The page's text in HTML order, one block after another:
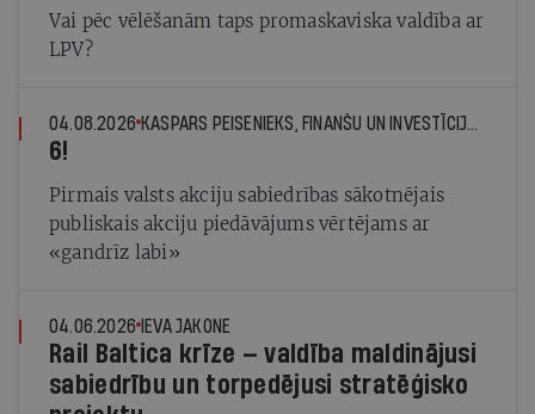
Vai pēc vēlēšanām taps promaskaviska valdība ar
LPV?
04.08.2026 KASPARS PEISENIEKS, FINANŠU UN INVESTĪCIJU EKSPERTS
6!
Pirmais valsts akciju sabiedrības sākotnējais
publiskais akciju piedāvājums vērtējams ar
«gandrīz labi»
04.06.2026 IEVA JAKONE
Rail Baltica krīze — valdība maldinājusi
sabiedrību un torpedējusi stratēģisko